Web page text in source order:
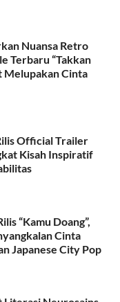
Nuansa Retro
Terbaru “Takkan
Melupakan Cinta
Official Trailer
Kisah Inspiratif
“Kamu Doang”,
Cinta
Japanese City Pop